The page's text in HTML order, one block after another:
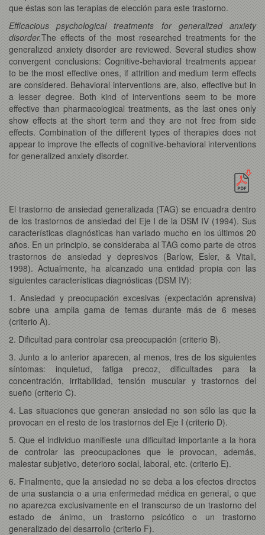
que éstas son las terapias de elección para este trastorno.
Efficacious psychological treatments for generalized anxiety
disorder.The effects of the most researched treatments for the
generalized anxiety disorder are reviewed. Several studies show
convergent conclusions: Cognitive-behavioral treatments appear
to be the most effective ones, if attrition and medium term effects
are considered. Behavioral interventions are, also, effective but in
a lesser degree. Both kind of interventions seem to be more
effective than pharmacological treatments, as the last ones only
show effects at the short term and they are not free from side
effects. Combination of the different types of therapies does not
appear to improve the effects of cognitive-behavioral interventions
for generalized anxiety disorder.
El trastorno de ansiedad generalizada (TAG) se encuadra dentro
de los trastornos de ansiedad del Eje I de la DSM IV (1994). Sus
características diagnósticas han variado mucho en los últimos 20
años. En un principio, se consideraba al TAG como parte de otros
trastornos de ansiedad y depresivos (Barlow, Esler, & Vitali,
1998). Actualmente, ha alcanzado una entidad propia con las
siguientes características diagnósticas (DSM IV):
1. Ansiedad y preocupación excesivas (expectación aprensiva)
sobre una amplia gama de temas durante más de 6 meses
(criterio A).
2. Dificultad para controlar esa preocupación (criterio B).
3. Junto a lo anterior aparecen, al menos, tres de los siguientes
síntomas: inquietud, fatiga precoz, dificultades para la
concentración, irritabilidad, tensión muscular y trastornos del
sueño (criterio C).
4. Las situaciones que generan ansiedad no son sólo las que la
provocan en el resto de los trastornos del Eje I (criterio D).
5. Que el individuo manifieste una dificultad importante a la hora
de controlar las preocupaciones que le provocan, además,
malestar subjetivo, deterioro social, laboral, etc. (criterio E).
6. Finalmente, que la ansiedad no se deba a los efectos directos
de una sustancia o a una enfermedad médica en general, o que
no aparezca exclusivamente en el transcurso de un trastorno del
estado de ánimo, un trastorno psicótico o un trastorno
generalizado del desarrollo (criterio F).